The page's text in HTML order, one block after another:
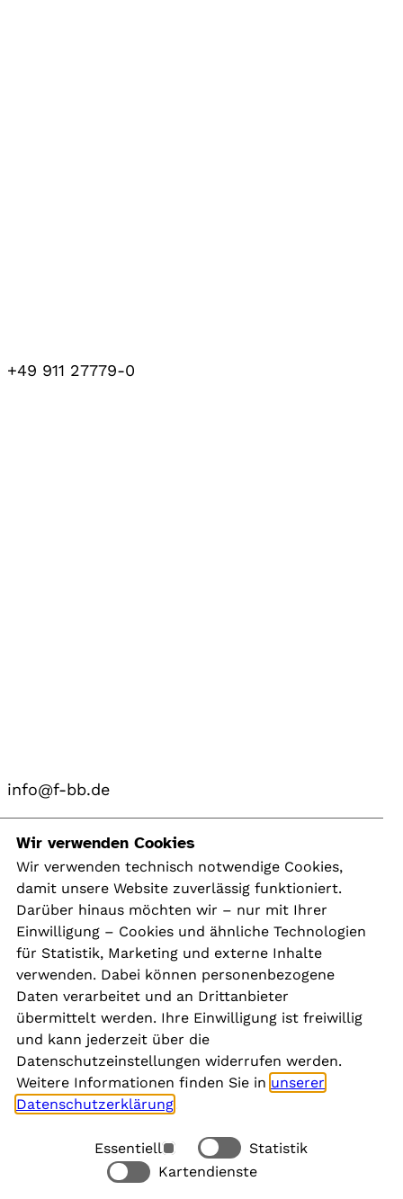
+49 911 27779-0
info@f-bb.de
Navigation
Kontakt
Presse
Aktuelles
Karriere
Newsletter
Social Media
Rechtliches
Wir verwenden Cookies
Wir verwenden technisch notwendige Cookies,
damit unsere Website zuverlässig funktioniert.
Darüber hinaus möchten wir – nur mit Ihrer
Einwilligung – Cookies und ähnliche Technologien
für Statistik, Marketing und externe Inhalte
verwenden. Dabei können personenbezogene
Daten verarbeitet und an Drittanbieter
übermittelt werden. Ihre Einwilligung ist freiwillig
und kann jederzeit über die
Datenschutzeinstellungen widerrufen werden.
Weitere Informationen finden Sie in unserer
Datenschutzerklärung
Essentiell
Statistik
Kartendienste